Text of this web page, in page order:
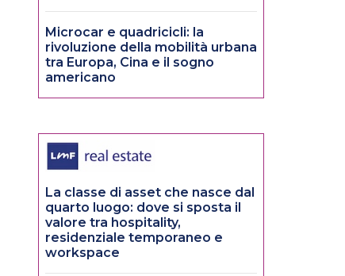
Microcar e quadricicli: la
rivoluzione della mobilità urbana
tra Europa, Cina e il sogno
americano
La classe di asset che nasce dal
quarto luogo: dove si sposta il
valore tra hospitality,
residenziale temporaneo e
workspace